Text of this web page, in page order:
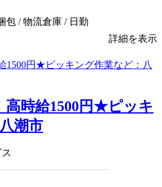
包 / 物流倉庫 / 日勤
詳細を表示
高時給1500円★ピッキ
潮市